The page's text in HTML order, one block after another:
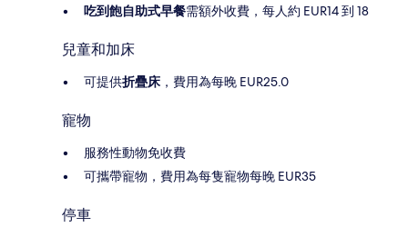
吃到飽自助式早餐需額外收費，每人約 EUR14 到 18
兒童和加床
可提供折疊床 ，費用為每晚 EUR25.0
寵物
服務性動物免收費
可攜帶寵物，費用為每隻寵物每晚 EUR35
停車